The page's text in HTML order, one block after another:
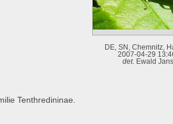
DE, SN, Chemnitz,
2007-04-29
det. Ewald
Tenthredininae.